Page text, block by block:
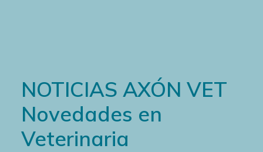
NOTICIAS AXÓN VET
Novedades en
Veterinaria